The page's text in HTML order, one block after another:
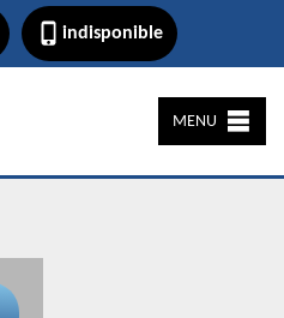
indisponible
MENU